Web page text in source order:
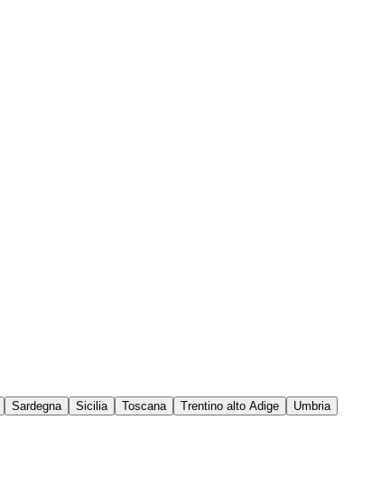
Sardegna Sicilia Toscana Trentino alto Adige
Umbria